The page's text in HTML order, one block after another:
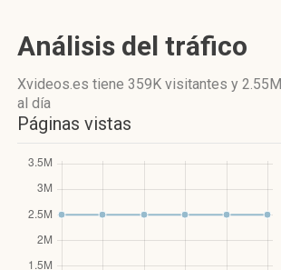
Análisis del tráfico
Xvideos.es tiene 359K visitantes y
al día
Páginas vistas